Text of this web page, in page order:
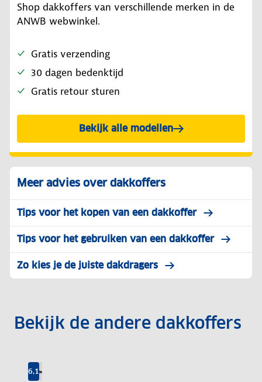
Shop dakkoffers van verschillende merken in de
ANWB webwinkel.
Gratis verzending
30 dagen bedenktijd
Gratis retour sturen
Bekijk alle modellen
Meer advies over dakkoffers
Tips voor het kopen van een dakkoffer
Tips voor het gebruiken van een dakkoffer
Zo kies je de juiste dakdragers
Bekijk de andere dakkoffers
Testwinnaar | 8,8
8,4
8,6
8,5
8,4
Voordelige keus | 7,7
6,1